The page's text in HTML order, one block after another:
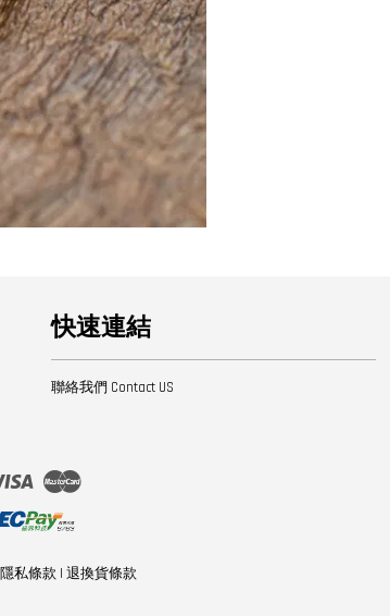
快速連結
聯絡我們 Contact US
Visa Master
隱私條款 | 退換貨條款